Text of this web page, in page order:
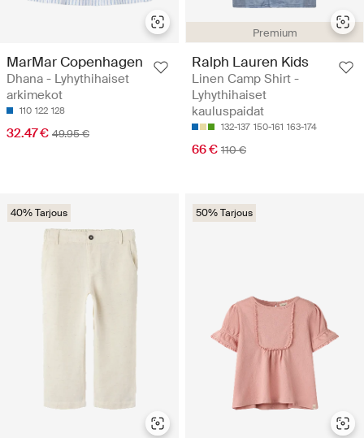
MarMar Copenhagen
Dhana - Lyhythihaiset
arkimekot
110 122 128
32.47 € 49.95 €
Premium
Ralph Lauren Kids
Linen Camp Shirt -
Lyhythihaiset
kauluspaidat
132-137 150-161 163-174
66 € 110 €
40% Tarjous 50% Tarjous